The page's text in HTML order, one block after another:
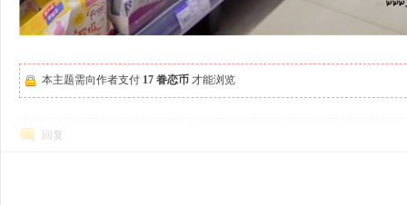
本主题需向作者支付 17 眷恋币 才能浏览
回复